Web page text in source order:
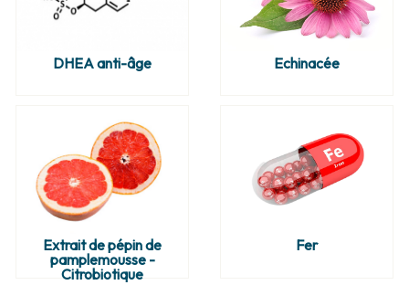
DHEA anti-âge Echinacée
Extrait de pépin de
pamplemousse -
Citrobiotique
Fer